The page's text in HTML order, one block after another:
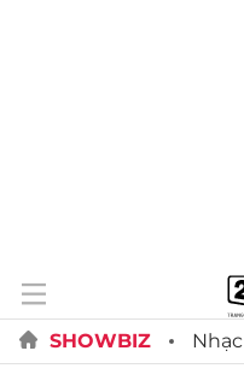
SHOWBIZ Nhạc